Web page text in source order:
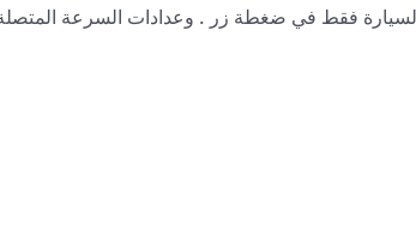
فقط في ضغطة زر . وعدادات السرعة